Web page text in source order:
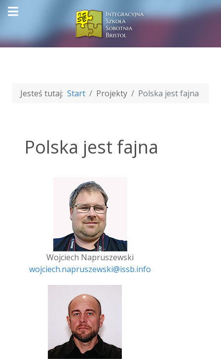
Jesteś tutaj: Start Projekty Polska jest fajna
Polska jest fajna
Wojciech Napruszewski
wojciech.napruszewski@issb.info